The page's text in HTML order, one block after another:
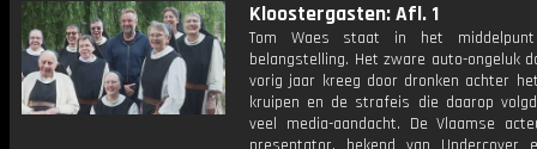
Kloostergasten: Afl. 1
Tom Waes staat in het
belangstelling. Het zware auto-ongeluk
vorig jaar kreeg door dronken achter
kruipen en de strafeis die daarop
veel media-aandacht. De Vlaamse